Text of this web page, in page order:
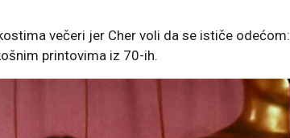
večeri jer Cher voli da se ističe odećom:
printovima iz 70-ih.